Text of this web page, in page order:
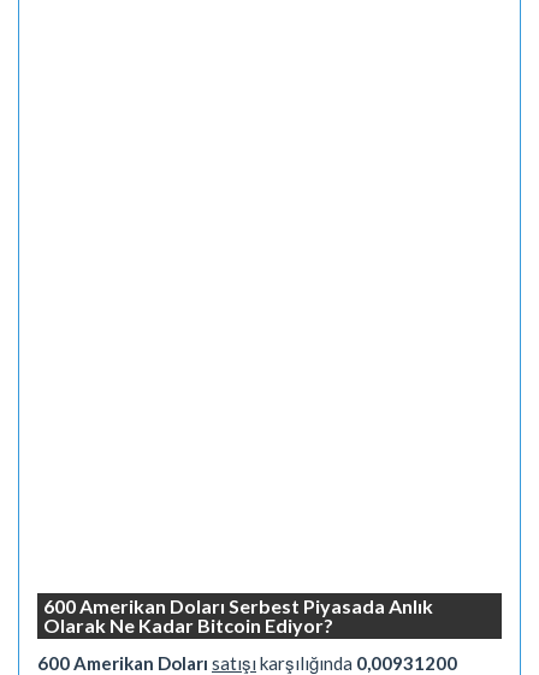
600 Amerikan Doları Serbest Piyasada Anlık
Olarak Ne Kadar Bitcoin Ediyor?
600 Amerikan Doları satışı karşılığında 0,00931200